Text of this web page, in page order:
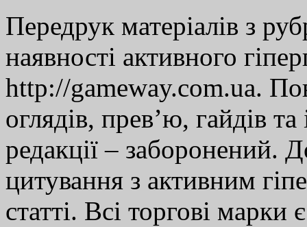
Передрук матеріалів з
наявності активного
http://gameway.com.ua.
оглядів, прев’ю, гайдів
редакції – заборонений.
цитування з активним
статті. Всі торгові марки